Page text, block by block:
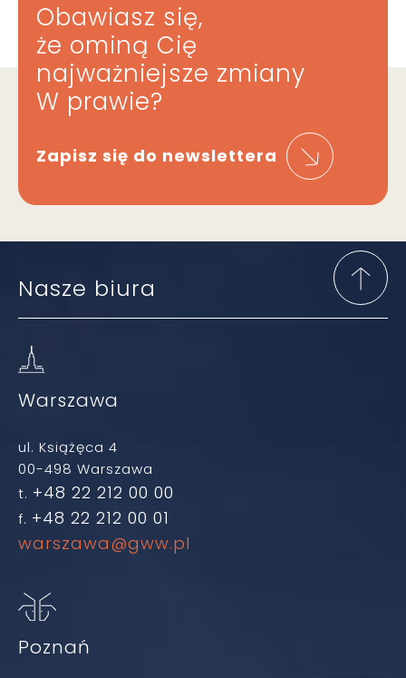
Obawiasz się,
że ominą Cię
najważniejsze zmiany
W prawie?
Zapisz się do newslettera
Nasze biura
Warszawa
ul. Książęca 4
00-498 Warszawa
t. +48 22 212 00 00
f. +48 22 212 00 01
warszawa@gww.pl
Poznań